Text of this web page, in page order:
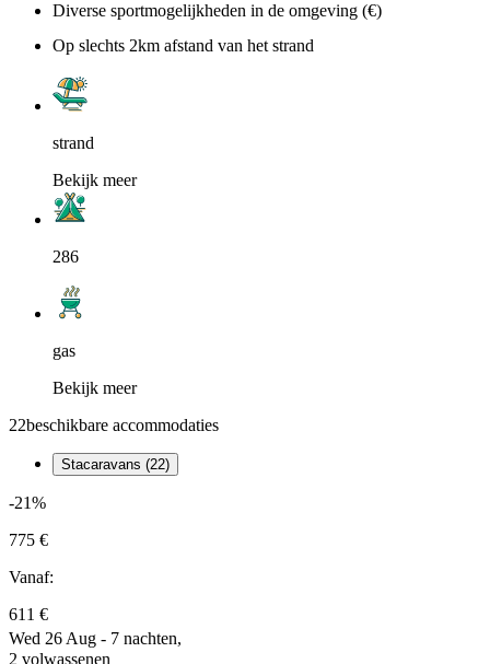
Diverse sportmogelijkheden in de omgeving (€)
Op slechts 2km afstand van het strand
strand
Bekijk meer
286
gas
Bekijk meer
22beschikbare accommodaties
Stacaravans (22)
-21%
775 €
Vanaf:
611 €
Wed 26 Aug - 7 nachten,
2 volwassenen